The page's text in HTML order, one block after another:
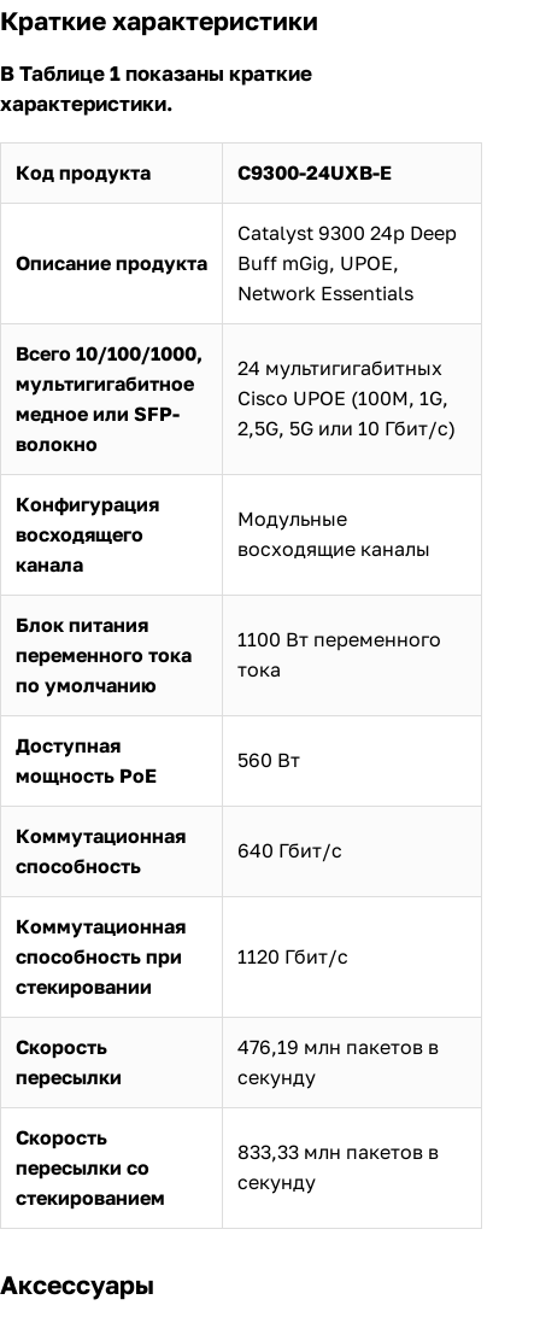
Краткие характеристики
В Таблице 1 показаны краткие
характеристики.
Код продукта C9300-24UXB-E
Описание продукта
Catalyst 9300 24p Deep
Buff mGig, UPOE,
Network Essentials
Всего 10/100/1000,
мультигигабитное
медное или SFP-
волокно
24 мультигигабитных
Cisco UPOE (100M, 1G,
2,5G, 5G или 10 Гбит/с)
Конфигурация
восходящего
канала
Модульные
восходящие каналы
Блок питания
переменного тока
по умолчанию
1100 Вт переменного
тока
Доступная
мощность PoE
560 Вт
Коммутационная
способность
640 Гбит/с
Коммутационная
способность при
стекировании
1120 Гбит/с
Скорость
пересылки
476,19 млн пакетов в
секунду
Скорость
пересылки со
стекированием
833,33 млн пакетов в
секунду
Аксессуары